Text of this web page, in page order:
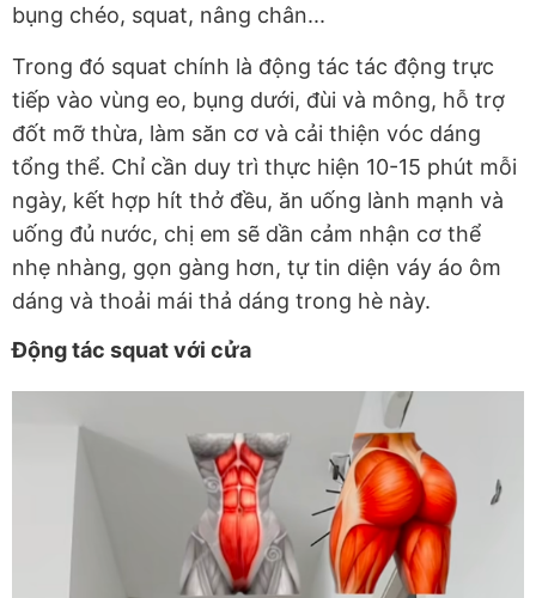
bụng chéo, squat, nâng chân...
Trong đó squat chính là động tác tác động trực
tiếp vào vùng eo, bụng dưới, đùi và mông, hỗ trợ
đốt mỡ thừa, làm săn cơ và cải thiện vóc dáng
tổng thể. Chỉ cần duy trì thực hiện 10-15 phút mỗi
ngày, kết hợp hít thở đều, ăn uống lành mạnh và
uống đủ nước, chị em sẽ dần cảm nhận cơ thể
nhẹ nhàng, gọn gàng hơn, tự tin diện váy áo ôm
dáng và thoải mái thả dáng trong hè này.
Động tác squat với cửa